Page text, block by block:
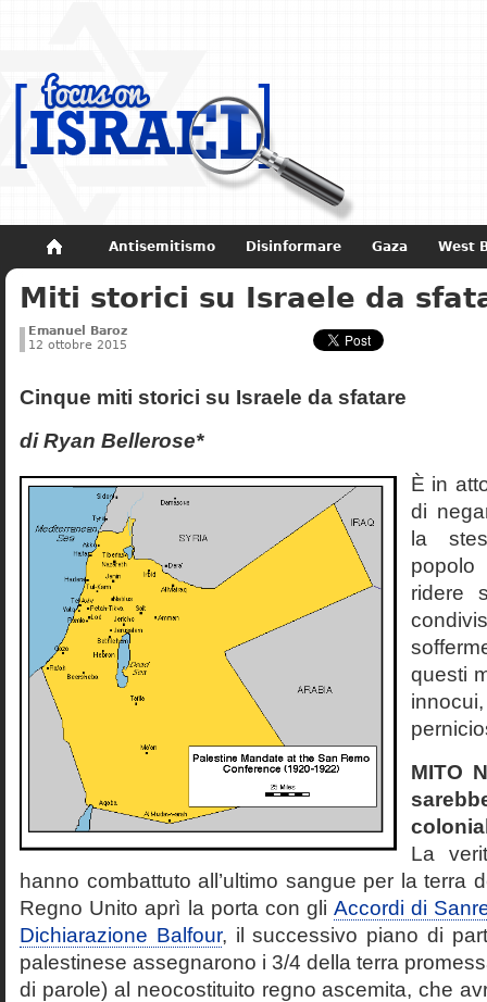
Antisemitismo Disinformare Gaza West
Non dimenticare Storia di Israele
Miti storici su Israele da
Emanuel Baroz
12 ottobre 2015
Cinque miti storici su Israele da sfatare
di Ryan Bellerose*
È in
di
la
ridere
questi
MITO
La
hanno combattuto all’ultimo sangue per la terra
Regno Unito aprì la porta con gli Accordi di
Dichiarazione Balfour, il successivo piano di
palestinese assegnarono i 3/4 della terra
di parole) al neocostituito regno ascemita, che